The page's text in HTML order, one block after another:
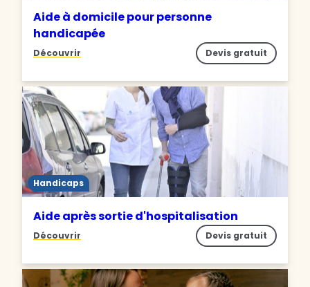
Aide à domicile pour personne
handicapée
Découvrir Devis gratuit
Handicaps
Aide après sortie d'hospitalisation
Découvrir Devis gratuit